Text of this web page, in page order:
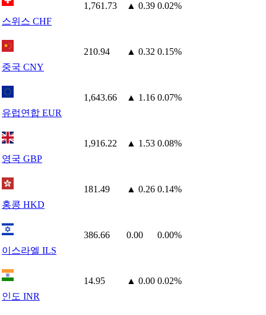
스위스 CHF
1,761.73 ▲ 0.39 0.02%
중국 CNY
210.94 ▲ 0.32 0.15%
유럽연합 EUR
1,643.66 ▲ 1.16 0.07%
영국 GBP
1,916.22 ▲ 1.53 0.08%
홍콩 HKD
181.49 ▲ 0.26 0.14%
이스라엘 ILS
386.66 0.00 0.00%
인도 INR
14.95 ▲ 0.00 0.02%